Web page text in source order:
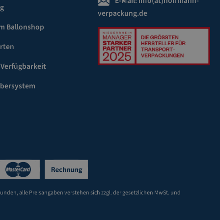
Ballonshop
verpackung.de
alle Preisangaben verstehen sich zzgl. der gesetzlichen MwSt. und